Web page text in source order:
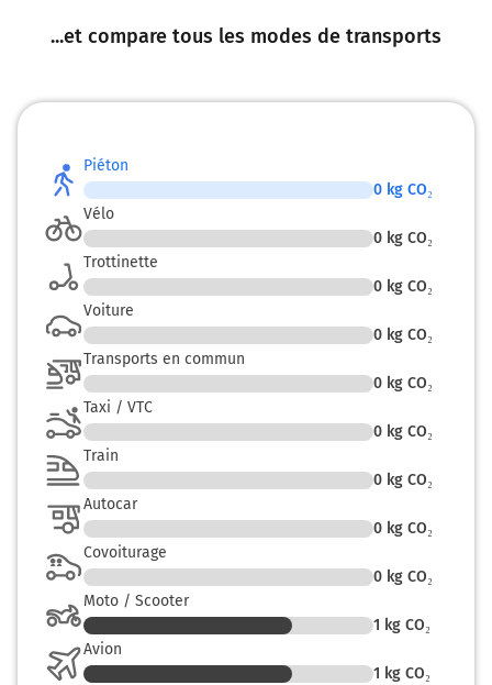
...et compare tous les modes de transports
Piéton
0 kg CO₂
Vélo
0 kg CO₂
Trottinette
0 kg CO₂
Voiture
0 kg CO₂
Transports en commun
0 kg CO₂
Taxi / VTC
0 kg CO₂
Train
0 kg CO₂
Autocar
0 kg CO₂
Covoiturage
0 kg CO₂
Moto / Scooter
1 kg CO₂
Avion
1 kg CO₂